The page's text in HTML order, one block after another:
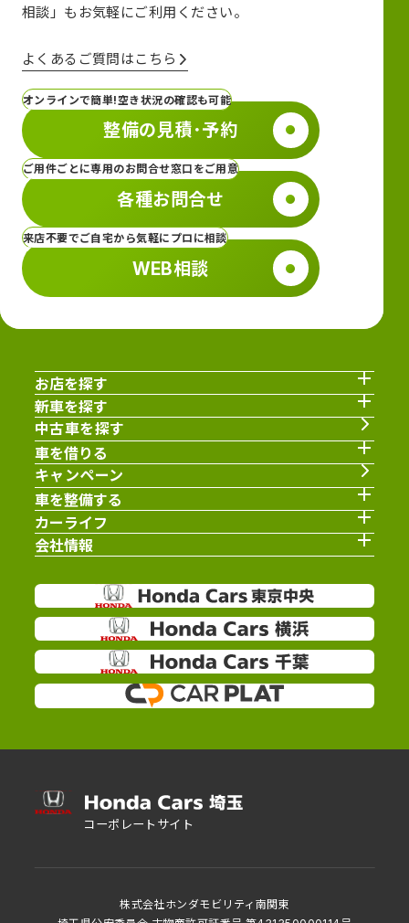
相談」も お気軽にご利用ください。
よくあるご質問はこちら
オンラインで簡単!空き状況の確認も可能
整備の見積･予約
ご用件ごとに専用のお問合せ窓口をご用意
各種お問合せ
来店不要でご自宅から気軽にプロに相談
WEB相談
お店を探す
新車を探す
中古車を探す
車を借りる
キャンペーン
車を整備する
カーライフ
会社情報
コーポレートサイト
株式会社ホンダモビリティ南関東